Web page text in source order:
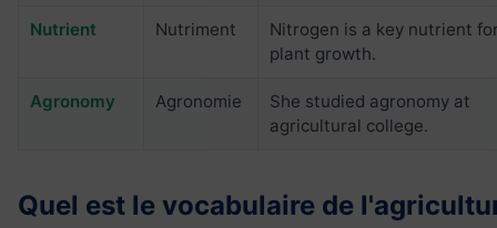
Nutrient Nutriment
Nitrogen is a key nutrient
plant growth.
Agronomy Agronomie
She studied agronomy at
agricultural college.
Quel est le vocabulaire de